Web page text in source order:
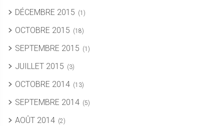
DÉCEMBRE 2015 (1)
OCTOBRE 2015 (18)
SEPTEMBRE 2015 (1)
JUILLET 2015 (3)
OCTOBRE 2014 (13)
SEPTEMBRE 2014 (5)
AOÛT 2014 (2)